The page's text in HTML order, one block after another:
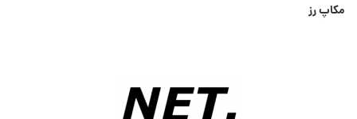
مکاپ رز